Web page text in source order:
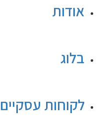
אודות
בלוג
לקוחות עסקיים